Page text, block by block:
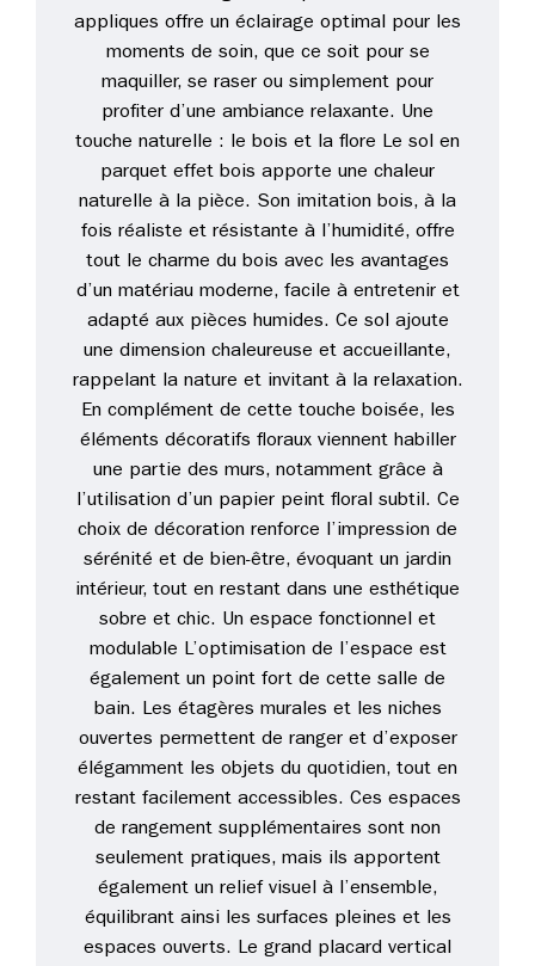
appliques offre un éclairage optimal pour les
moments de soin, que ce soit pour se
maquiller, se raser ou simplement pour
profiter d’une ambiance relaxante. Une
touche naturelle : le bois et la flore Le sol en
parquet effet bois apporte une chaleur
naturelle à la pièce. Son imitation bois, à la
fois réaliste et résistante à l’humidité, offre
tout le charme du bois avec les avantages
d’un matériau moderne, facile à entretenir et
adapté aux pièces humides. Ce sol ajoute
une dimension chaleureuse et accueillante,
rappelant la nature et invitant à la relaxation.
En complément de cette touche boisée, les
éléments décoratifs floraux viennent habiller
une partie des murs, notamment grâce à
l’utilisation d’un papier peint floral subtil. Ce
choix de décoration renforce l’impression de
sérénité et de bien-être, évoquant un jardin
intérieur, tout en restant dans une esthétique
sobre et chic. Un espace fonctionnel et
modulable L’optimisation de l’espace est
également un point fort de cette salle de
bain. Les étagères murales et les niches
ouvertes permettent de ranger et d’exposer
élégamment les objets du quotidien, tout en
restant facilement accessibles. Ces espaces
de rangement supplémentaires sont non
seulement pratiques, mais ils apportent
également un relief visuel à l’ensemble,
équilibrant ainsi les surfaces pleines et les
espaces ouverts. Le grand placard vertical